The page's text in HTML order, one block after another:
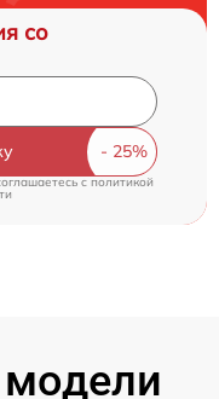
со
cполитикой